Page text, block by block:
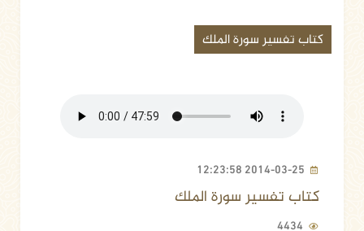
كتاب تفسير سورة الملك
2014-03-25 12:23:58
كتاب تفسير سورة الملك
4434